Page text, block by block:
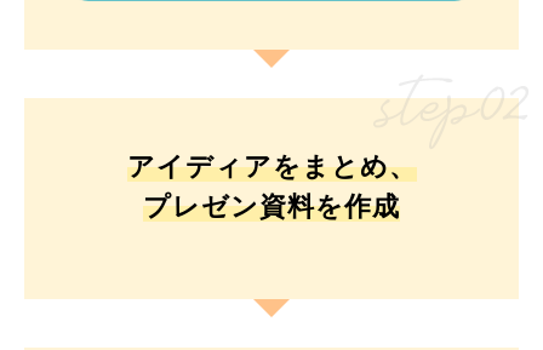
アイディアをまとめ、
プレゼン資料を作成